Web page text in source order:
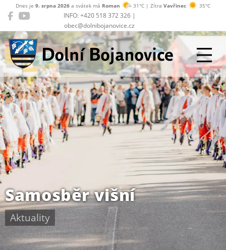
INFO: +420 518 372 326 |
obec@dolnibojanovice.cz
Dnes je 9. srpna 2026 a svátek má Roman 31°C | Zítra Vavřinec 35°C
Dolní Bojanovice
Samosběr višní
Aktuality